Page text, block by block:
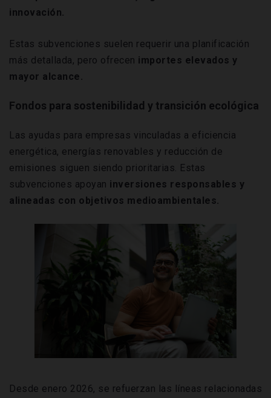
innovación.
Estas subvenciones suelen requerir una planificación
más detallada, pero ofrecen importes elevados y
mayor alcance.
Fondos para sostenibilidad y transición ecológica
Las ayudas para empresas vinculadas a eficiencia
energética, energías renovables y reducción de
emisiones siguen siendo prioritarias. Estas
subvenciones apoyan inversiones responsables y
alineadas con objetivos medioambientales.
Desde enero 2026, se refuerzan las líneas relacionadas